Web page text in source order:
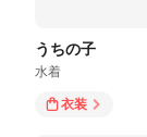
うちの子
水着
衣装